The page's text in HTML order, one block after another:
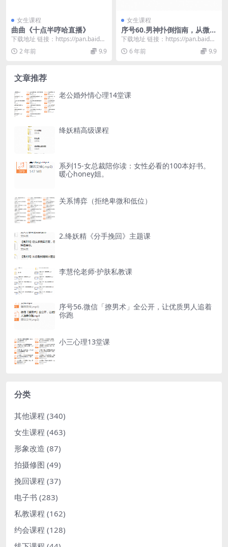
女生课程
曲曲《十点半哼哈直播》
下载地址 链接：https://pan.baidu.
com/s/1yJ3TyXO...
2 年前 9.9
女生课程
序号60.男神扑倒指南，从微信
撩到现实的正确姿势（还不
错）
下载地址 链接：https://pan.baidu.
com/s/1JyA2-r7...
6 年前 9.9
文章推荐
老公婚外情心理14堂课
绛妖精高级课程
系列15-女总裁陪你读：女性必看的100本好书。
暖心honey姐。
关系博弈（拒绝卑微和低位）
2.绛妖精《分手挽回》主题课
李慧伦老师·护肤私教课
序号56.微信「撩男术」全公开，让优质男人追着
你跑
小三心理13堂课
分类
其他课程 (340)
女生课程 (463)
形象改造 (87)
拍摄修图 (49)
挽回课程 (37)
电子书 (283)
私教课程 (162)
约会课程 (128)